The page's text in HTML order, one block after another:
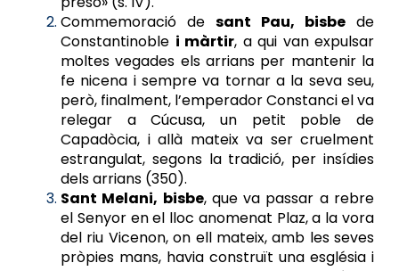
Commemoració de sant Pau, bisbe de
Constantinoble i màrtir, a qui van expulsar
moltes vegades els arrians per mantenir la
fe nicena i sempre va tornar a la seva seu,
però, finalment, l’emperador Constanci el va
relegar a Cúcusa, un petit poble de
Capadòcia, i allà mateix va ser cruelment
estrangulat, segons la tradició, per insídies
dels arrians (350).
Sant Melani, bisbe, que va passar a rebre
el Senyor en el lloc anomenat Plaz, a la vora
del riu Vicenon, on ell mateix, amb les seves
pròpies mans, havia construït una església i